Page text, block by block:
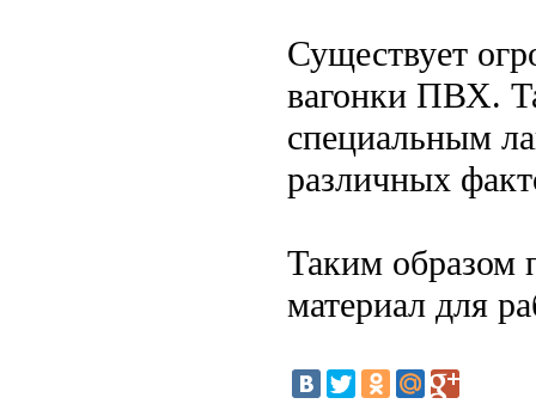
Существует
вагонки ПВХ.
специальным
различных
Таким образом
материал для